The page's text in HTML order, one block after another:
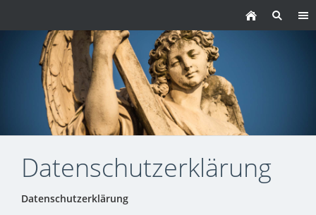
Datenschutzerklärung
Datenschutzerklärung